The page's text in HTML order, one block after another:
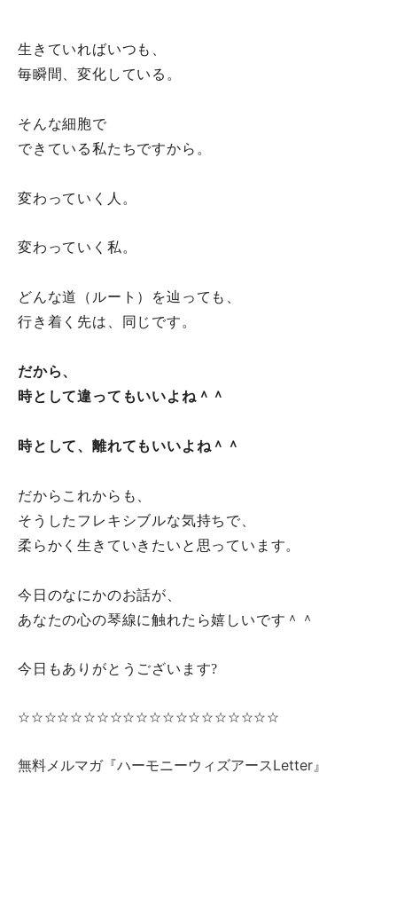
生きていればいつも、
毎瞬間、変化している。
そんな細胞で
できている私たちですから。
変わっていく人。
変わっていく私。
どんな道（ルート）を辿っても、
行き着く先は、同じです。
だから、
時として違ってもいいよね＾＾
時として、離れてもいいよね＾＾
だからこれからも、
そうしたフレキシブルな気持ちで、
柔らかく生きていきたいと思っています。
今日のなにかのお話が、
あなたの心の琴線に触れたら嬉しいです＾＾
今日もありがとうございます?
☆☆☆☆☆☆☆☆☆☆☆☆☆☆☆☆☆☆☆☆
無料メルマガ『ハーモニーウィズアースLetter』